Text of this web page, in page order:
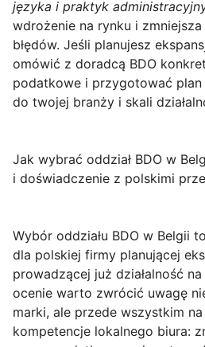
języka i praktyk
wdrożenie na rynku i
błędów. Jeśli planujesz
omówić z doradcą BDO
podatkowe i przygotować plan
do twojej branży i skali
Jak wybrać oddział BDO w
i doświadczenie z polskimi
Wybór oddziału BDO w Belgii
dla polskiej firmy planującej
prowadzącej już działalność
ocenie warto zwrócić uwagę
marki, ale przede wszystkim
kompetencje lokalnego biura: